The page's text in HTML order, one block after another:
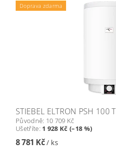
Doprava zdarma
STIEBEL ELTRON PSH 100
Původně: 10 709 Kč
Ušetříte: 1 928 Kč (–18 %)
8 781 Kč/ ks